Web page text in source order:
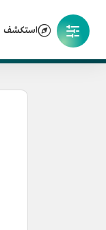
استكشف